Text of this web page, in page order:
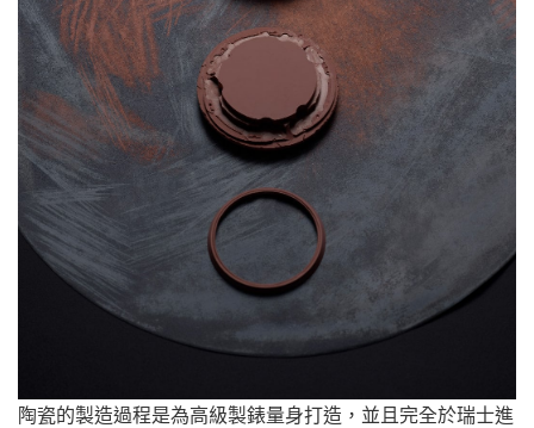
陶瓷的製造過程是為高級製錶量身打造，並且完全於瑞士進